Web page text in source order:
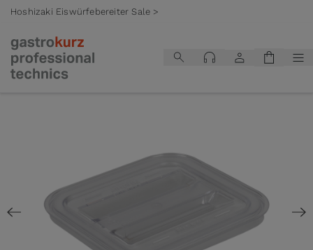
Hoshizaki Eiswürfebereiter Sale >